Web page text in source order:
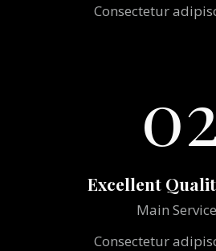
Consectetur
02
Excellent
Main
Consectetur